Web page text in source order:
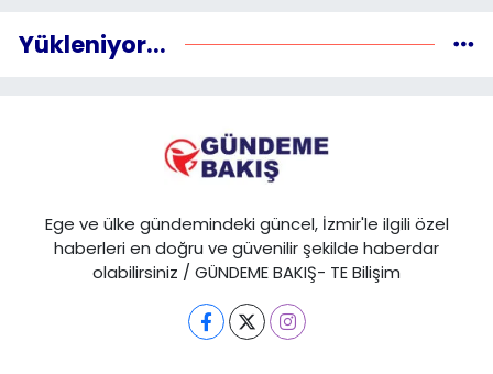
Yükleniyor...
Ege ve ülke gündemindeki güncel, İzmir'le ilgili özel
haberleri en doğru ve güvenilir şekilde haberdar
olabilirsiniz / GÜNDEME BAKIŞ- TE Bilişim